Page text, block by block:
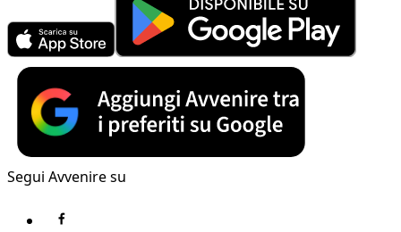
Segui Avvenire su